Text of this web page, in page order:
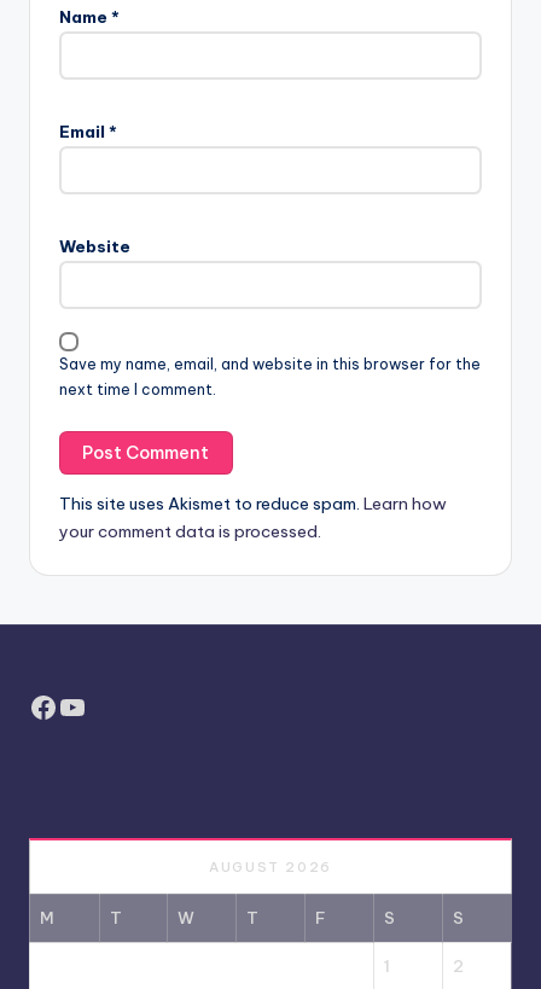
Name *
Email *
Website
Save my name, email, and website in this browser for the
next time I comment.
This site uses Akismet to reduce spam. Learn how
your comment data is processed.
Facebook
YouTube
AUGUST 2026
M T W T F S S
1 2